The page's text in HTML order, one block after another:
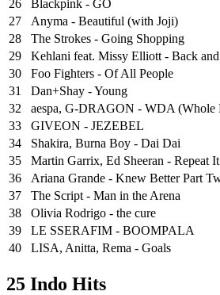
26
Blackpink - GO
27
Anyma - Beautiful (with Joji)
28
The Strokes - Going Shopping
29
Kehlani feat. Missy Elliott - Back
30
Foo Fighters - Of All People
31
Dan+Shay - Young
32
aespa, G-DRAGON - WDA (Whole
33
GIVEON - JEZEBEL
34
Shakira, Burna Boy - Dai Dai
35
Martin Garrix, Ed Sheeran - Repeat It
36
Ariana Grande - Knew Better Part
37
The Script - Man in the Arena
38
Olivia Rodrigo - the cure
39
LE SSERAFIM - BOOMPALA
40
LISA, Anitta, Rema - Goals
25 Indo Hits